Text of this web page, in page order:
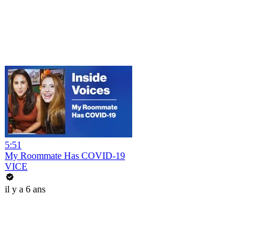
5:51
My Roommate Has COVID-19
VICE
il y a 6 ans